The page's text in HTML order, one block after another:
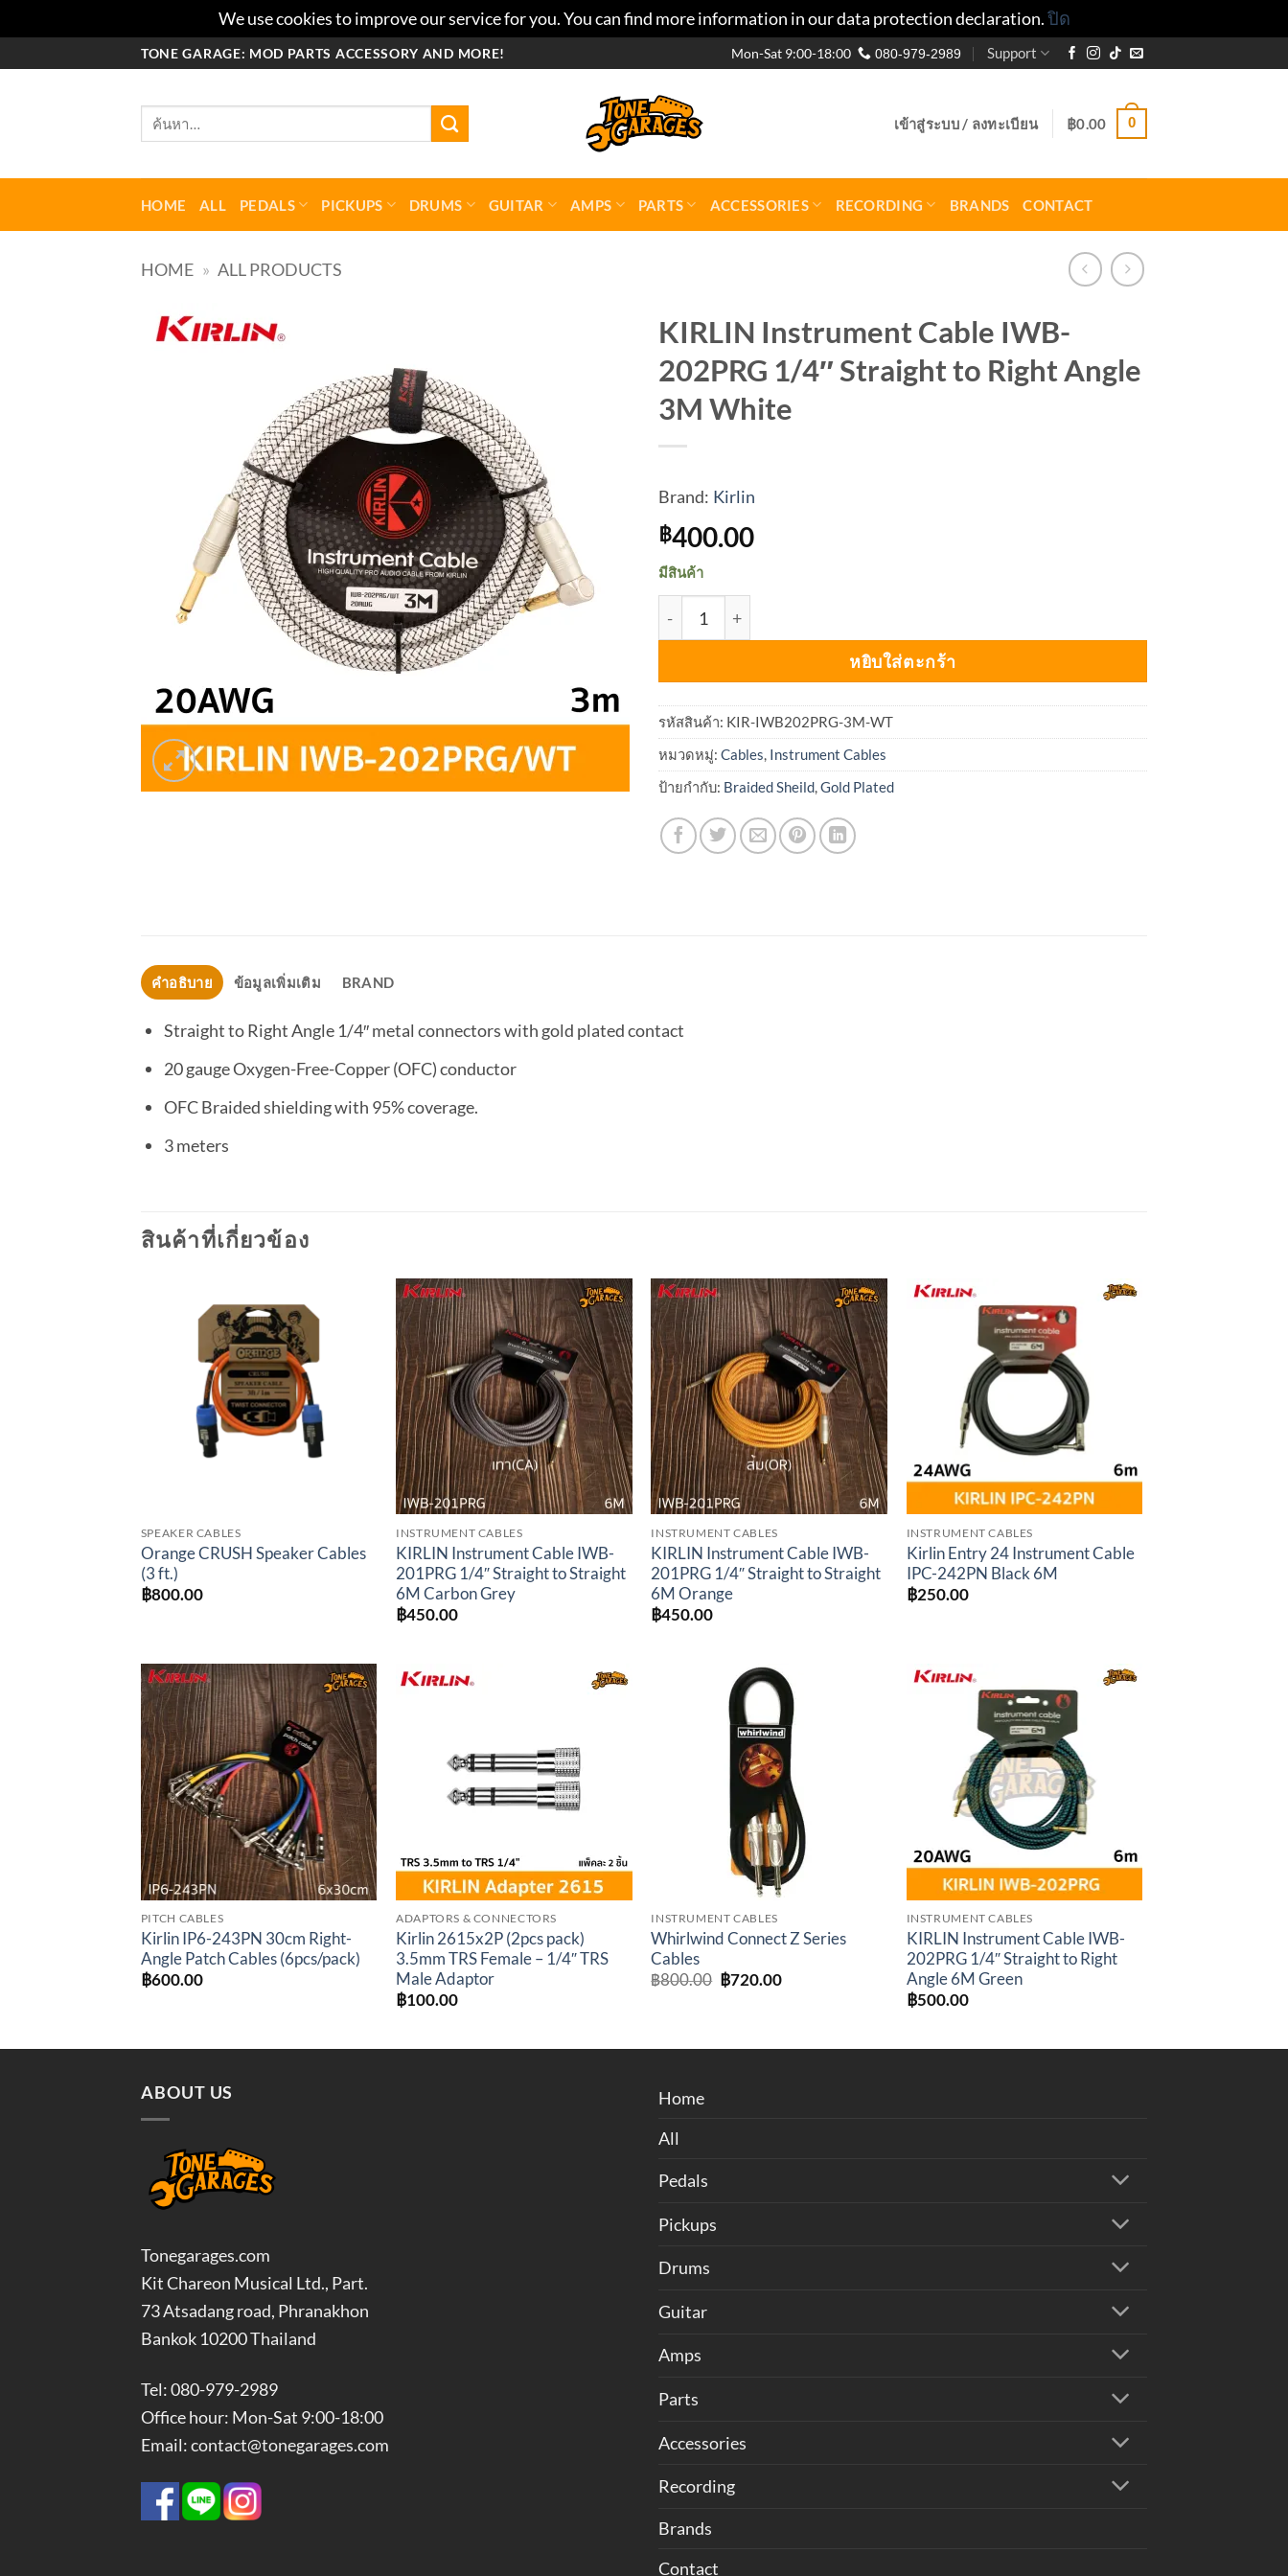
We use cookies to improve our service for you. You can find more information in our data protection declaration.ปิด
TONE GARAGE: MOD PARTS ACCESSORY AND MORE! Mon-Sat 9:00-18:00 080-979-2989 Support
ค้นหา:
เข้าสู่ระบบ / ลงทะเบียน ฿0.00 0
HOME ALL PEDALS PICKUPS DRUMS GUITAR AMPS PARTS ACCESSORIES RECORDING BRANDS CONTACT
HOME » ALL PRODUCTS
KIRLIN Instrument Cable IWB-
202PRG 1/4″ Straight to Right Angle
3M White
Brand: Kirlin
฿400.00
มีสินค้า
หยิบใส่ตะกร้า
รหัสสินค้า: KIR-IWB202PRG-3M-WT
หมวดหมู่: Cables, Instrument Cables
ป้ายกำกับ: Braided Sheild,Gold Plated
คำอธิบาย ข้อมูลเพิ่มเติม BRAND
Straight to Right Angle 1/4″ metal connectors with gold plated contact
20 gauge Oxygen-Free-Copper (OFC) conductor
OFC Braided shielding with 95% coverage.
3 meters
สินค้าที่เกี่ยวข้อง
SPEAKER CABLES
Orange CRUSH Speaker Cables
(3 ft.)
฿800.00
Add to
wishlist
INSTRUMENT CABLES
KIRLIN Instrument Cable IWB-
201PRG 1/4″ Straight to Straight
6M Carbon Grey
฿450.00
Add to
wishlist
INSTRUMENT CABLES
KIRLIN Instrument Cable IWB-
201PRG 1/4″ Straight to Straight
6M Orange
฿450.00
INSTRUMENT CABLES
Kirlin Entry 24 Instrument Cable
IPC-242PN Black 6M
฿250.00
Add to
wishlist
PITCH CABLES
Kirlin IP6-243PN 30cm Right-
Angle Patch Cables (6pcs/pack)
฿600.00
ADAPTORS & CONNECTORS
Kirlin 2615x2P (2pcs pack)
3.5mm TRS Female – 1/4″ TRS
Male Adaptor
฿100.00
INSTRUMENT CABLES
Whirlwind Connect Z Series
Cables
฿800.00 Original
฿720.00Current
INSTRUMENT CABLES
KIRLIN Instrument Cable IWB-
202PRG 1/4″ Straight to Right
Angle 6M Green
฿500.00
ABOUT US
Tonegarages.com
Kit Chareon Musical Ltd., Part.
73 Atsadang road, Phranakhon
Bankok 10200 Thailand
Tel: 080-979-2989
Office hour: Mon-Sat 9:00-18:00
Email: contact@tonegarages.com
Home
All
Pedals
Pickups
Drums
Guitar
Amps
Parts
Accessories
Recording
Brands
Contact